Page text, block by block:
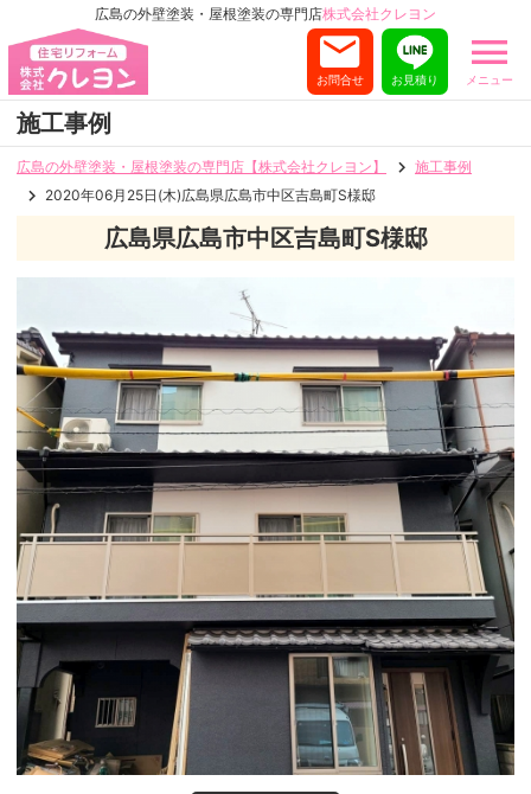
広島の外壁塗装・屋根塗装の専門店株式会社クレヨン
メニュー
お見積り
お問合せ
施工事例
広島の外壁塗装・屋根塗装の専門店【株式会社クレヨン】
施工事例
2020年06月25日(木)広島県広島市中区吉島町S様邸
広島県広島市中区吉島町S様邸